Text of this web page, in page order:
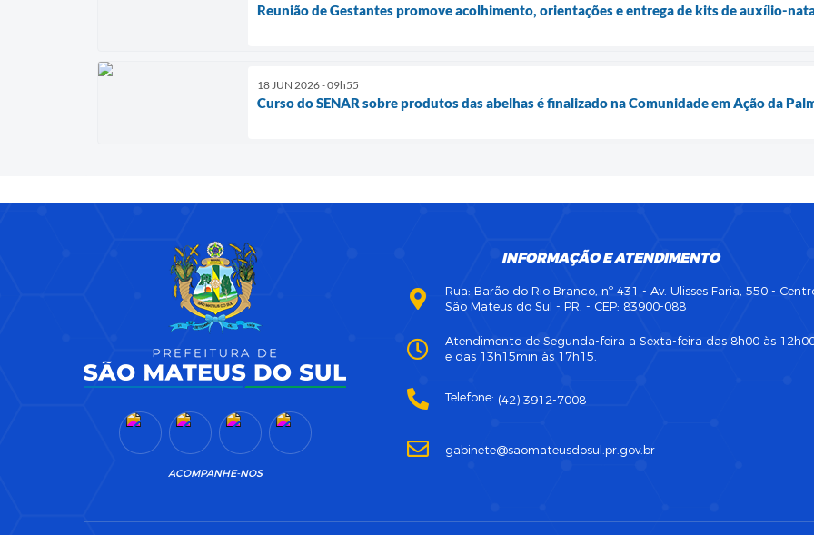
Reunião de Gestantes promove acolhimento, orientações e entrega de kits de auxílio-
18 JUN 2026 - 09h55
Curso do SENAR sobre produtos das abelhas é finalizado na Comunidade em Ação da
ACOMPANHE-NOS
INFORMAÇÃO E ATENDIMENTO
Rua: Barão do Rio Branco, nº 431 - Av. Ulisses Faria, 550 -
São Mateus do Sul - PR. - CEP: 83900-088
Atendimento de Segunda-feira a Sexta-feira das 8h00 às
e das 13h15min às 17h15.
Telefone: (42) 3912-7008
gabinete@saomateusdosul.pr.gov.br